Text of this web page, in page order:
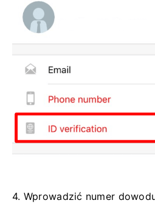
4. Wprowadzić numer